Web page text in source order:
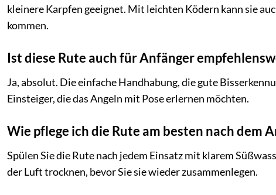
kleinere Karpfen geeignet. Mit leichten Ködern kann sie
kommen.
Ist diese Rute auch für Anfänger
Ja, absolut. Die einfache Handhabung, die gute
Einsteiger, die das Angeln mit Pose erlernen möchten.
Wie pflege ich die Rute am besten nach dem
Spülen Sie die Rute nach jedem Einsatz mit klarem
der Luft trocknen, bevor Sie sie wieder zusammenlegen.